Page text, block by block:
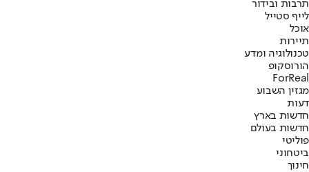
תרבות ובידור
לייף סטייל
אוכל
תיירות
טכנולוגיה ומדע
הורוסקופ
ForReal
מגזין השבוע
דעות
חדשות בארץ
חדשות בעולם
פוליטי
ביטחוני
חינוך